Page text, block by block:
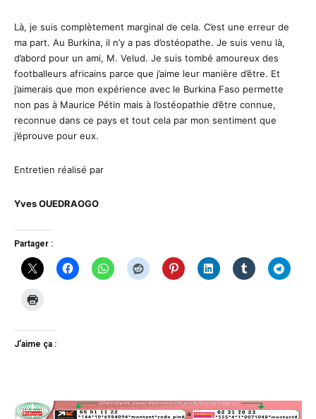
Là, je suis complètement marginal de cela. C’est une erreur de
ma part. Au Burkina, il n’y a pas d’ostéopathe. Je suis venu là,
d’abord pour un ami, M. Velud. Je suis tombé amoureux des
footballeurs africains parce que j’aime leur manière d’être. Et
j’aimerais que mon expérience avec le Burkina Faso permette
non pas à Maurice Pétin mais à l’ostéopathie d’être connue,
reconnue dans ce pays et tout cela par mon sentiment que
j’éprouve pour eux.
Entretien réalisé par
Yves OUEDRAOGO
Partager :
J’aime ça :